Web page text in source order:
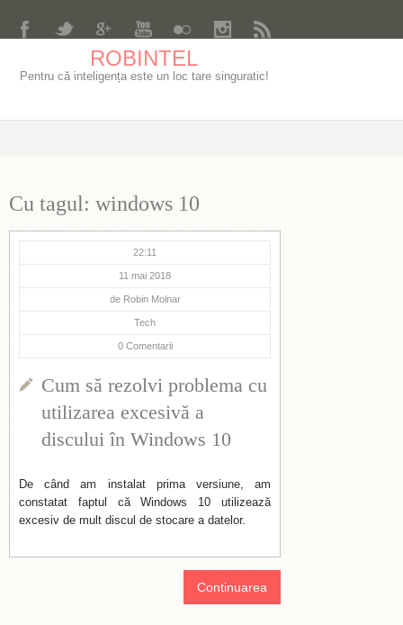
ROBINTEL
Pentru că inteligența este un loc tare singuratic!
Cu tagul: windows 10
22:11
11 mai 2018
de Robin Molnar
Tech
0 Comentarii
Cum să rezolvi problema cu
utilizarea excesivă a
discului în Windows 10
De când am instalat prima versiune, am
constatat faptul că Windows 10 utilizează
excesiv de mult discul de stocare a datelor.
Continuarea